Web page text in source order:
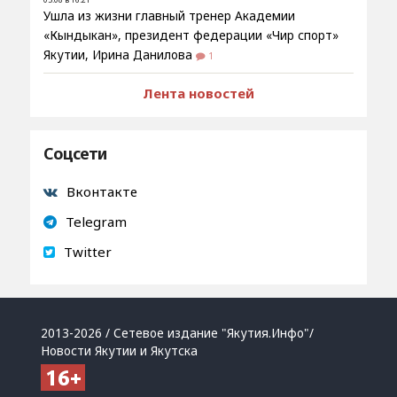
Ушла из жизни главный тренер Академии
«Кындыкан», президент федерации «Чир спорт»
Якутии, Ирина Данилова
1
Лента новостей
Соцсети
Вконтакте
Telegram
Twitter
2013-2026 / Сетевое издание "Якутия.Инфо"/
Новости Якутии и Якутска